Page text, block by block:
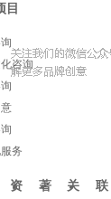
目
咨询
务
资
著
关
联